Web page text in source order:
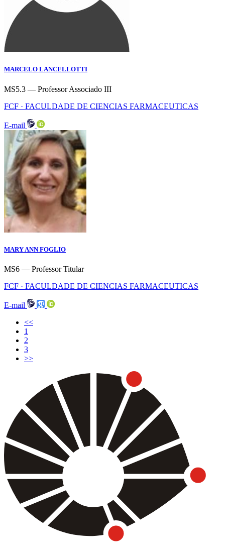
MARCELO LANCELLOTTI
MS5.3 — Professor Associado III
FCF · FACULDADE DE CIENCIAS FARMACEUTICAS
E-mail
MARY ANN FOGLIO
MS6 — Professor Titular
FCF · FACULDADE DE CIENCIAS FARMACEUTICAS
E-mail
<<
1
2
3
>>